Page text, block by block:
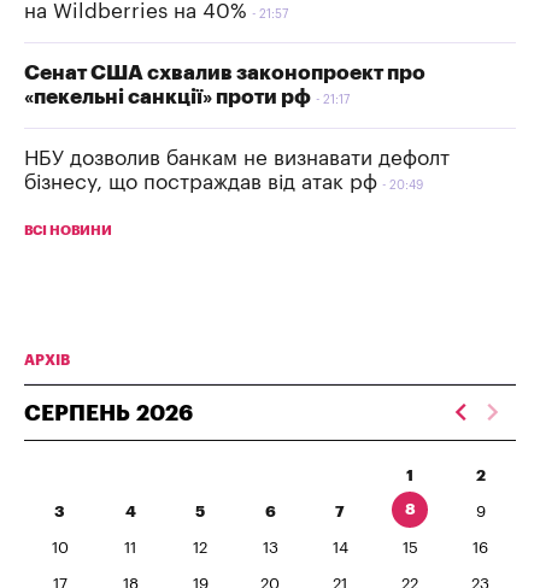
на Wildberries на 40%
21:57
Сенат США схвалив законопроект про
«пекельні санкції» проти рф
21:17
НБУ дозволив банкам не визнавати дефолт
бізнесу, що постраждав від атак рф
20:49
ВСІ НОВИНИ
АРХІВ
СЕРПЕНЬ 2026
1 2
3 4 5 6 7 8 9
10 11 12 13 14 15 16
17 18 19 20 21 22 23